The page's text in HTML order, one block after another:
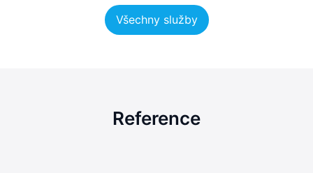
Všechny služby
Reference